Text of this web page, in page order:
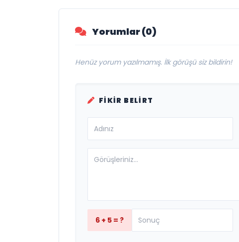
Yorumlar (0)
Henüz yorum yazılmamış. İlk görüşü siz bildirin!
FIKIR BELIRT
6 + 5 = ?